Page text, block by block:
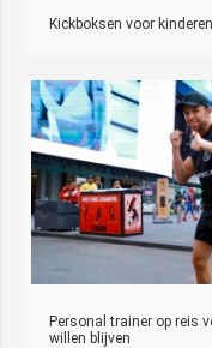
Kickboksen voor
Personal trainer op reis
willen blijven